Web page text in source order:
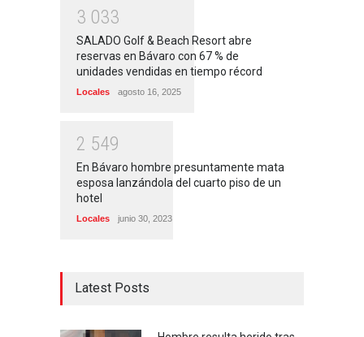
3 033
SALADO Golf & Beach Resort abre
reservas en Bávaro con 67 % de
unidades vendidas en tiempo récord
Locales agosto 16, 2025
2 549
En Bávaro hombre presuntamente mata
esposa lanzándola del cuarto piso de un
hotel
Locales junio 30, 2023
Latest Posts